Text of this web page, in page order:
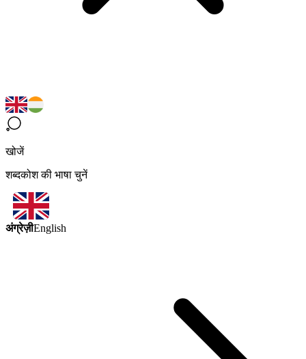
खोजें
शब्दकोश की भाषा चुनें
अंग्रेज़ीEnglish